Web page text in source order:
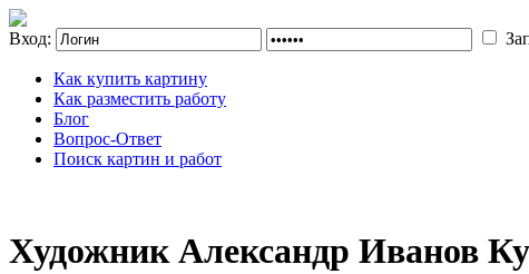
Вход:
Как купить картину
Как разместить работу
Блог
Вопрос-Ответ
Поиск картин и работ
Художник Александр Иванов